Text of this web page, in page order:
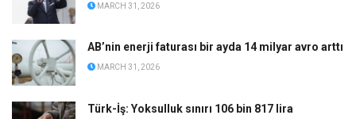
MARCH 31, 2026
AB’nin enerji faturası bir ayda 14 milyar avro arttı
MARCH 31, 2026
Türk-İş: Yoksulluk sınırı 106 bin 817 lira